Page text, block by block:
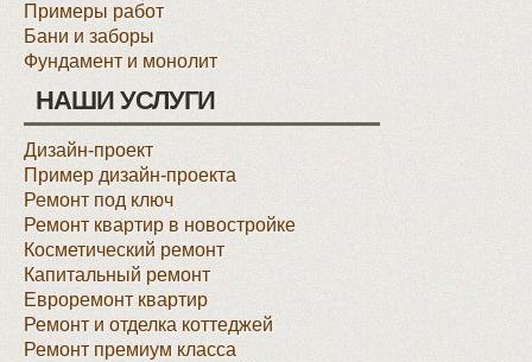
Примеры работ
Бани и заборы
Фундамент и монолит
НАШИ УСЛУГИ
Дизайн-проект
Пример дизайн-проекта
Ремонт под ключ
Ремонт квартир в новостройке
Косметический ремонт
Капитальный ремонт
Евроремонт квартир
Ремонт и отделка коттеджей
Ремонт премиум класса